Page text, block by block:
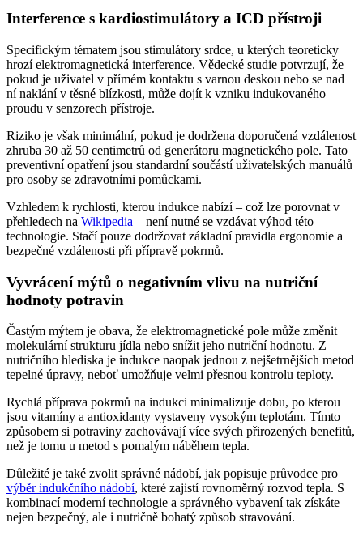
Interference s kardiostimulátory a ICD přístroji
Specifickým tématem jsou stimulátory srdce, u kterých teoreticky
hrozí elektromagnetická interference. Vědecké studie potvrzují, že
pokud je uživatel v přímém kontaktu s varnou deskou nebo se nad
ní naklání v těsné blízkosti, může dojít k vzniku indukovaného
proudu v senzorech přístroje.
Riziko je však minimální, pokud je dodržena doporučená vzdálenost
zhruba 30 až 50 centimetrů od generátoru magnetického pole. Tato
preventivní opatření jsou standardní součástí uživatelských manuálů
pro osoby se zdravotními pomůckami.
Vzhledem k rychlosti, kterou indukce nabízí – což lze porovnat v
přehledech na Wikipedia – není nutné se vzdávat výhod této
technologie. Stačí pouze dodržovat základní pravidla ergonomie a
bezpečné vzdálenosti při přípravě pokrmů.
Vyvrácení mýtů o negativním vlivu na nutriční
hodnoty potravin
Častým mýtem je obava, že elektromagnetické pole může změnit
molekulární strukturu jídla nebo snížit jeho nutriční hodnotu. Z
nutričního hlediska je indukce naopak jednou z nejšetrnějších metod
tepelné úpravy, neboť umožňuje velmi přesnou kontrolu teploty.
Rychlá příprava pokrmů na indukci minimalizuje dobu, po kterou
jsou vitamíny a antioxidanty vystaveny vysokým teplotám. Tímto
způsobem si potraviny zachovávají více svých přirozených benefitů,
než je tomu u metod s pomalým náběhem tepla.
Důležité je také zvolit správné nádobí, jak popisuje průvodce pro
výběr indukčního nádobí, které zajistí rovnoměrný rozvod tepla. S
kombinací moderní technologie a správného vybavení tak získáte
nejen bezpečný, ale i nutričně bohatý způsob stravování.